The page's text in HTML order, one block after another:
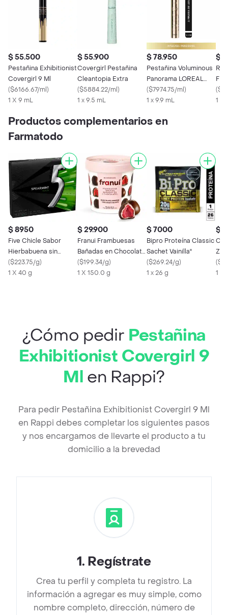
$ 55.500
Pestañina Exhibitionist
Covergirl 9 Ml
($6166.67/ml)
1 X 9 mL
$ 55.900
Covergirl Pestañina
Cleantopia Extra
($5884.22/ml)
1 x 9.5 mL
$ 78.950
Pestañina Voluminous
Panorama LOREAL
Paris
($7974.75/ml)
1 x 9.9 mL
$
(
1 x
Productos complementarios en
Farmatodo
$ 8950
Five Chicle Sabor
Hierbabuena sin
Azúcar
($223.75/g)
1 X 40 g
$ 29.900
Franui Frambuesas
Bañadas en Chocolate
Blanco y Amargo
($199.34/g)
1 X 150.0 g
$ 7000
Bipro Proteína Classic
Sachet Vainilla"
($269.24/g)
1 x 26 g
$
(
1 X
¿Cómo pedir Pestañina
Exhibitionist Covergirl 9
Ml en Rappi?
Para pedir Pestañina Exhibitionist Covergirl 9 Ml
en Rappi debes completar los siguientes pasos
y nos encargamos de llevarte el producto a tu
domicilio a la brevedad
1. Regístrate
Crea tu perfil y completa tu registro. La
información a agregar es muy simple, como
nombre completo, dirección, número de